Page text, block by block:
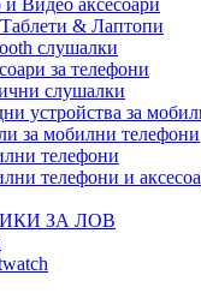
Видео аксесоари
& Лаптопи
слушалки
за телефони
слушалки
устройства за
за мобилни телефони
телефони
телефони и
ЗА ЛОВ